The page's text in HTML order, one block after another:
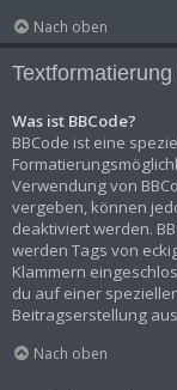
Nach oben
Was ist BBCode?
BBCode ist eine
Verwendung von
vergeben, können
deaktiviert werden.
werden Tags von
Klammern
du auf einer
Beitragserstellung
Nach oben